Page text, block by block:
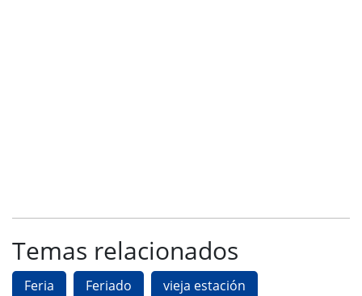
Temas relacionados
Feria Feriado vieja estación